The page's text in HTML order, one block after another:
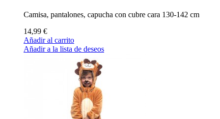
Camisa, pantalones, capucha con cubre cara 130-142 cm
14,99 €
Añadir al carrito
Añadir a la lista de deseos